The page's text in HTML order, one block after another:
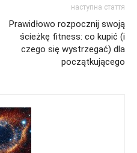
наступна стаття
Prawidłowo rozpocznij swoją
ścieżkę fitness: co kupić (i
czego się wystrzegać) dla
początkującego